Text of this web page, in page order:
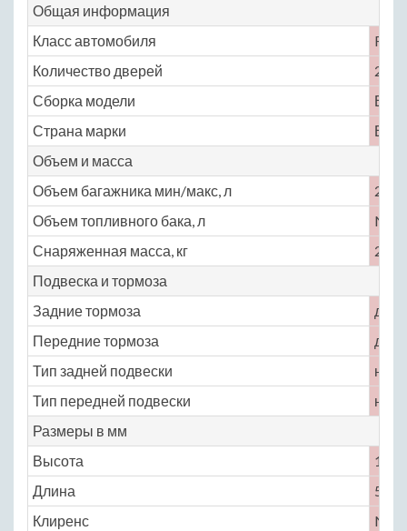
Общая информация
Класс автомобиля
F
Количество дверей
2
Сборка модели
Страна марки
Объем и масса
Объем багажника мин/макс, л
244
Объем топливного бака, л
No
Снаряженная масса, кг
2560
Подвеска и тормоза
Задние тормоза
Передние тормоза
Тип задней подвески
Тип передней подвески
Размеры в мм
Высота
1502
Длина
5285
Клиренс
No